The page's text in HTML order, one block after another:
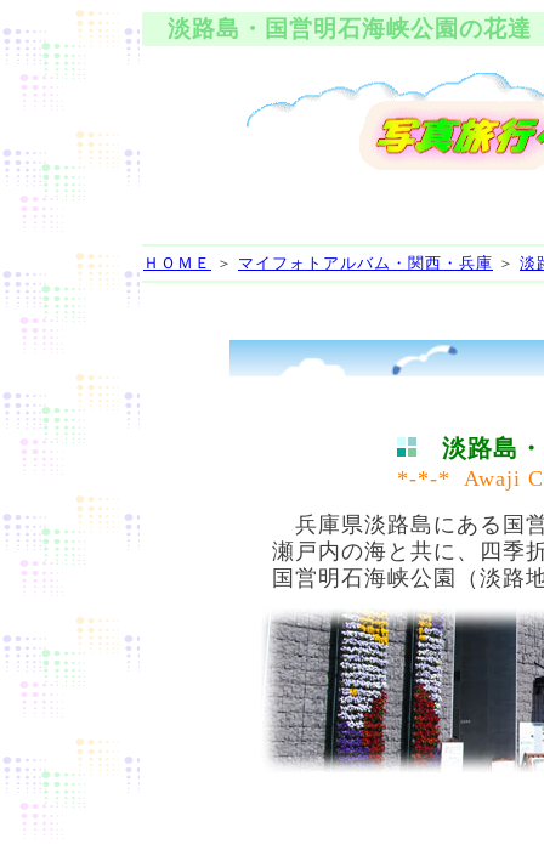
淡路島・国営明石海峡公園の花達
ＨＯＭＥ ＞ マイフォトアルバム・関西・兵庫 ＞ 淡
淡路島
*-*-*
Awaji
兵庫県淡路島にある国
瀬戸内の海と共に、四季
国営明石海峡公園 （ 淡路